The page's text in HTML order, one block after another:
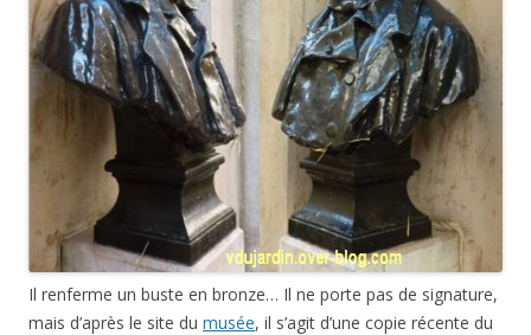
Il renferme un buste en bronze… Il ne porte pas de signature,
mais d’après le site du musée, il s’agit d’une copie récente du